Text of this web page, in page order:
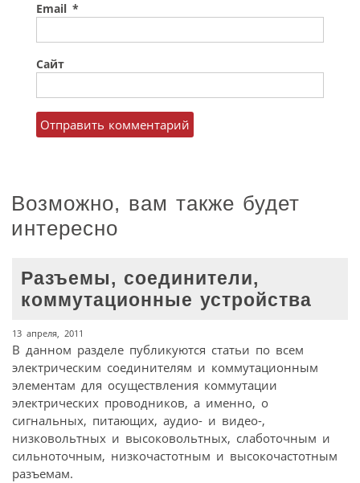
Email *
Сайт
Возможно, вам также будет
интересно
Разъемы, соединители,
коммутационные устройства
13 апреля, 2011
В данном разделе публикуются статьи по всем
электрическим соединителям и коммутационным
элементам для осуществления коммутации
электрических проводников, а именно, о
сигнальных, питающих, аудио- и видео-,
низковольтных и высоковольтных, слаботочным и
сильноточным, низкочастотным и высокочастотным
разъемам.